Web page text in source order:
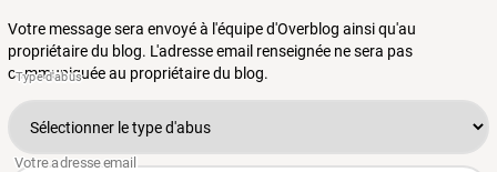
Votre message sera envoyé à l'équipe d'Overblog ainsi qu'au
propriétaire du blog. L'adresse email renseignée ne sera pas
communiquée au propriétaire du blog.